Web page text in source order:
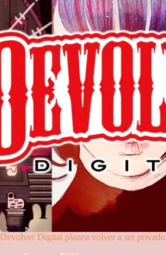
Devolver Digital planea volver a ser privado